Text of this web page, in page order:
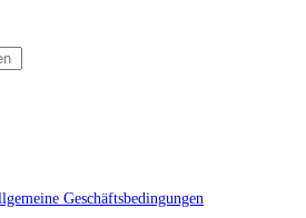
Geschäftsbedingungen